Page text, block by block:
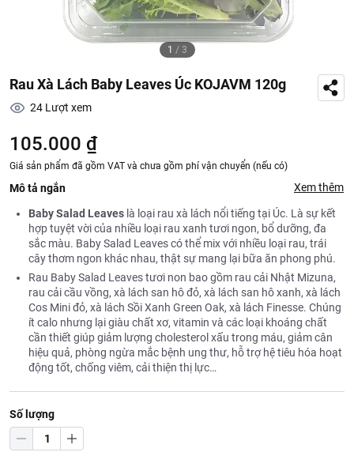
1 / 3
Rau Xà Lách Baby Leaves Úc KOJAVM 120g
24 Lượt xem
105.000 ₫
Giá sản phẩm đã gồm VAT và chưa gồm phí vận chuyển (nếu có)
Mô tả ngắn Xem thêm
Baby Salad Leaves là loại rau xà lách nổi tiếng tại Úc. Là sự kết
hợp tuyệt vời của nhiều loại rau xanh tươi ngon, bổ dưỡng, đa
sắc màu. Baby Salad Leaves có thể mix với nhiều loại rau, trái
cây thơm ngon khác nhau, thật sự mang lại bữa ăn phong phú.
Rau Baby Salad Leaves tươi non bao gồm rau cải Nhật Mizuna,
rau cải cầu vồng, xà lách san hô đỏ, xà lách san hô xanh, xà lách
Cos Mini đỏ, xà lách Sồi Xanh Green Oak, xà lách Finesse. Chúng
ít calo nhưng lại giàu chất xơ, vitamin và các loại khoáng chất
cần thiết giúp giảm lượng cholesterol xấu trong máu, giảm cân
hiệu quả, phòng ngừa mắc bệnh ung thư, hỗ trợ hệ tiêu hóa hoạt
động tốt, chống viêm, cải thiện thị lực…
Số lượng